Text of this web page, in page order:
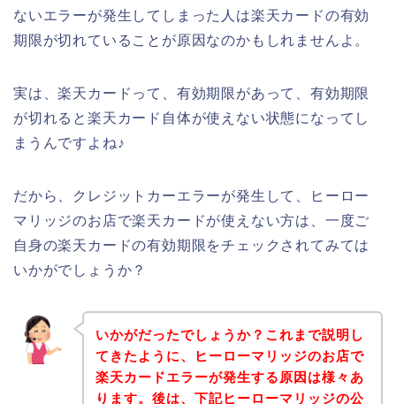
ないエラーが発生してしまった人は楽天カードの有効
期限が切れていることが原因なのかもしれませんよ。
実は、楽天カードって、有効期限があって、有効期限
が切れると楽天カード自体が使えない状態になってし
まうんですよね♪
だから、クレジットカーエラーが発生して、ヒーロー
マリッジのお店で楽天カードが使えない方は、一度ご
自身の楽天カードの有効期限をチェックされてみては
いかがでしょうか？
いかがだったでしょうか？これまで説明し
てきたように、ヒーローマリッジのお店で
楽天カードエラーが発生する原因は様々あ
ります。後は、下記ヒーローマリッジの公